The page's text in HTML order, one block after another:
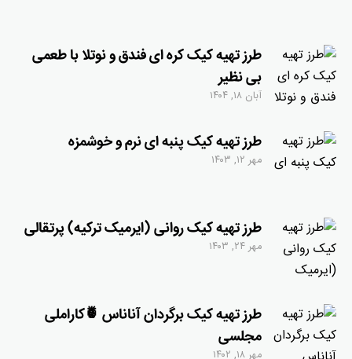
طرز تهیه کیک کره ای فندق و نوتلا با طعمی
بی نظیر
آبان ۱۸, ۱۴۰۴
طرز تهیه کیک پنبه ای نرم و خوشمزه
مهر ۱۲, ۱۴۰۳
طرز تهیه کیک روانی (ایرمیک ترکیه) پرتقالی
مهر ۲۴, ۱۴۰۳
طرز تهیه کیک برگردان آناناس 🍍کاراملی
مجلسی
مهر ۱۸, ۱۴۰۲